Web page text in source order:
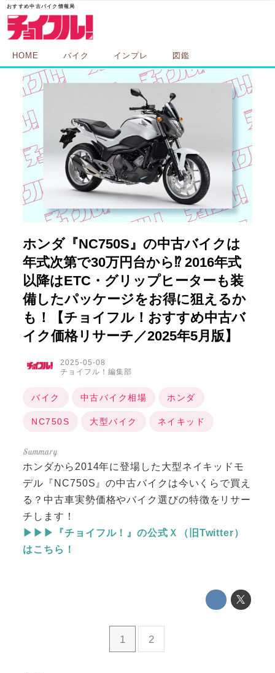
HOME バイク インプレ 図鑑
ホンダ『NC750S』の中古バイクは
年式次第で30万円台から⁉ 2016年式
以降はETC・グリップヒーターも装
備したパッケージをお得に狙えるか
も！【チョイフル！おすすめ中古バ
イク価格リサーチ／2025年5月版】
2025-05-08
チョイフル！編集部
バイク 中古バイク相場 ホンダ
NC750S 大型バイク ネイキッド
ホンダから2014年に登場した大型ネイキッドモ
デル『NC750S』の中古バイクは今いくらで買え
る？中古車実勢価格やバイク選びの特徴をリサー
チします！
▶▶▶『チョイフル！』の公式Ｘ（旧Twitter）
はこちら！
1 2